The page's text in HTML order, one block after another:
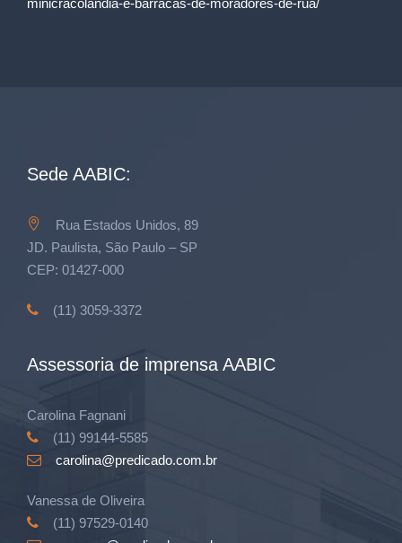
minicracolandia-e-barracas-de-moradores-de-rua/
Sede AABIC:
Rua Estados Unidos, 89
JD. Paulista, São Paulo – SP
CEP: 01427-000
(11) 3059-3372
Assessoria de imprensa AABIC
Carolina Fagnani
(11) 99144-5585
carolina@predicado.com.br
Vanessa de Oliveira
(11) 97529-0140